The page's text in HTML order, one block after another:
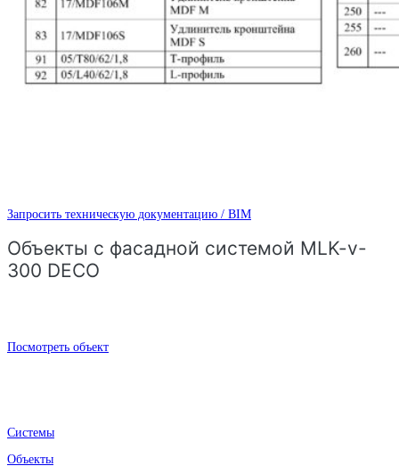
Запросить техническую документацию / BIM
Объекты с фасадной системой MLK-v-
300 DECO
Посмотреть объект
Системы
Объекты